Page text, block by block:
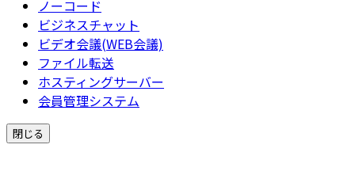
ノーコード
ビジネスチャット
ビデオ会議(WEB会議)
ファイル転送
ホスティングサーバー
会員管理システム
閉じる